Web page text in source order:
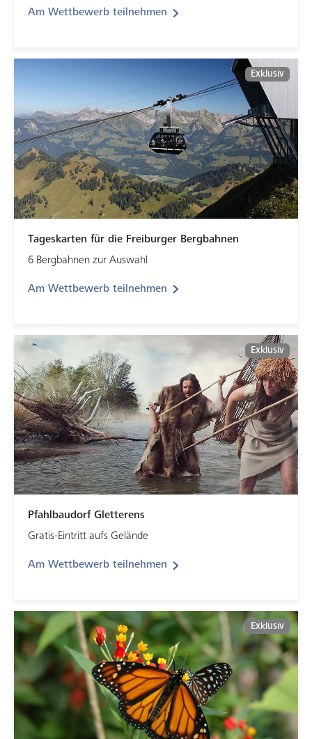
Am Wettbewerb teilnehmen
Tageskarten für die Freiburger Bergbahnen
6 Bergbahnen zur Auswahl
Am Wettbewerb teilnehmen
Exklusiv
Pfahlbaudorf Gletterens
Gratis-Eintritt aufs Gelände
Am Wettbewerb teilnehmen
Exklusiv
Exklusiv